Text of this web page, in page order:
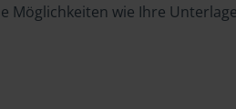
Möglichkeiten wie Ihre